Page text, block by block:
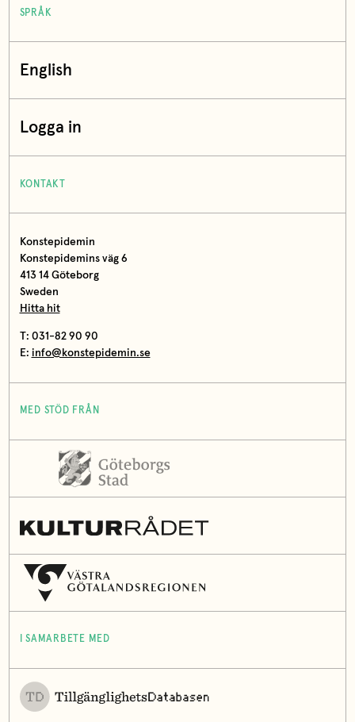
SPRÅK
English
Logga in
KONTAKT
Konstepidemin
Konstepidemins väg 6
413 14 Göteborg
Sweden
Hitta hit
T: 031-82 90 90
E: info@konstepidemin.se
MED STÖD FRÅN
I SAMARBETE MED